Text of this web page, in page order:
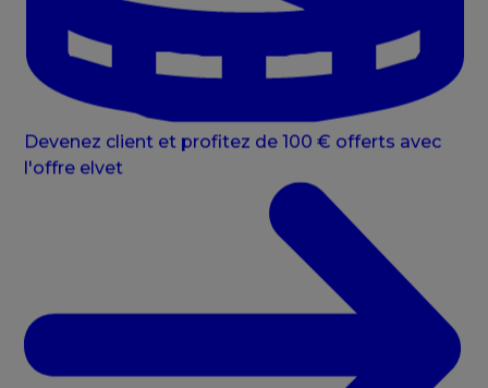
Devenez client et profitez de 100 € offerts avec
l'offre elvet